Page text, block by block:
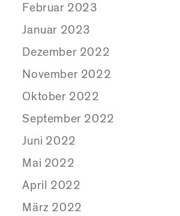
Februar 2023
Januar 2023
Dezember 2022
November 2022
Oktober 2022
September 2022
Juni 2022
Mai 2022
April 2022
März 2022